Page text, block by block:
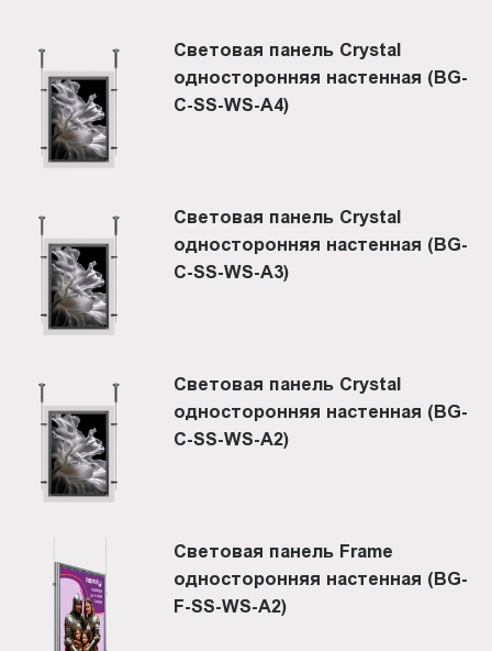
Световая панель Crystal
односторонняя настенная (BG-
C-SS-WS-A4)
Световая панель Crystal
односторонняя настенная (BG-
C-SS-WS-A3)
Световая панель Crystal
односторонняя настенная (BG-
C-SS-WS-A2)
Световая панель Frame
односторонняя настенная (BG-
F-SS-WS-A2)